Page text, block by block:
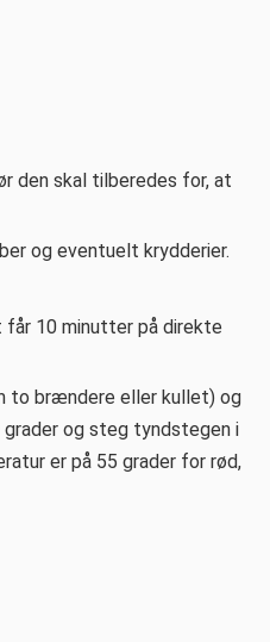
den skal tilberedes for, at
og eventuelt krydderier.
10 minutter på direkte
to brændere eller kullet) og
og steg tyndstegen i
er på 55 grader for rød,